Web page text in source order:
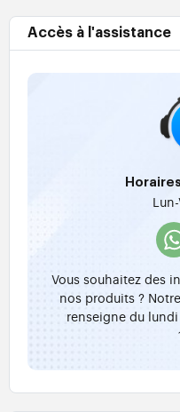
Accès à l'assistance
Vous souhaitez des
nos produits ?
renseigne du